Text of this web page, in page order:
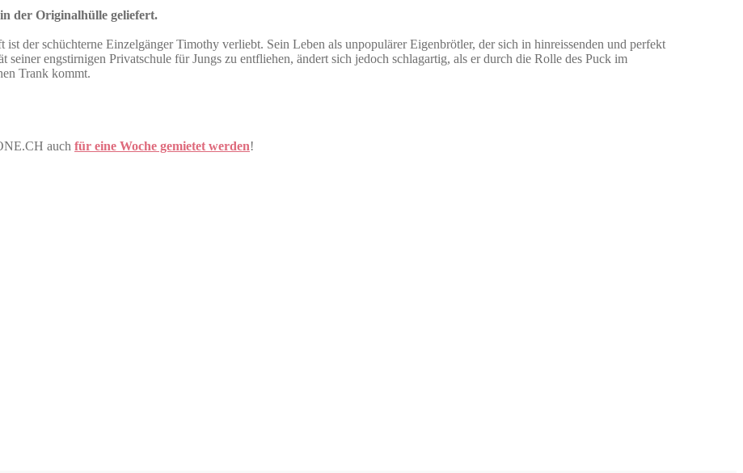
der Originalhülle geliefert.
der schüchterne Einzelgänger Timothy verliebt. Sein Leben als unpopulärer Eigenbrötler, der sich in hinreissenden und perfekt
engstirnigen Privatschule für Jungs zu entfliehen, ändert sich jedoch schlagartig, als er durch die Rolle des Puck im
Trank kommt.
auch für eine Woche gemietet werden!